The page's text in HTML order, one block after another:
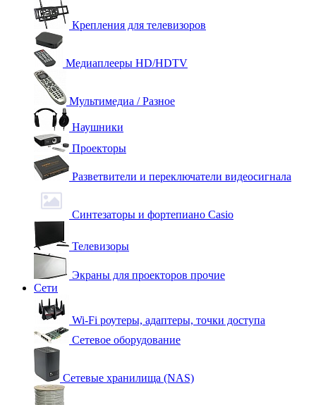
Крепления для телевизоров
Медиаплееры HD/HDTV
Мультимедиа / Разное
Наушники
Проекторы
Разветвители и переключатели видеосигнала
Синтезаторы и фортепиано Casio
Телевизоры
Экраны для проекторов прочие
Сети
Wi-Fi роутеры, адаптеры, точки доступа
Сетевое оборудование
Сетевые хранилища (NAS)